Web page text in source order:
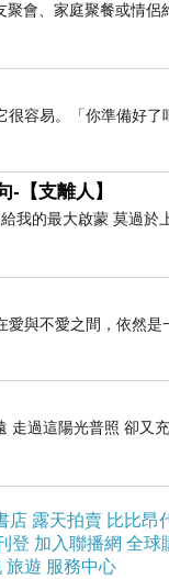
聚會、家庭聚餐或情
容易。「你準備好
-【支離人】
我的最大啟蒙 莫過於
與不愛之間，依然
走過這陽光普照 卻又
店 露天拍賣 比比昂
登 加入聯播網 全球
旅遊 服務中心